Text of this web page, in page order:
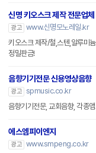
신명 키오스크 제작 전문업체
광고 www.신명모노레일.kr
키오스크 제작/철,스텐,알루미
정밀판금!
음향기기전문 신용영상음향
광고 spmusic.co.kr
음향기기전문, 교회음향, 각종
에스엠피이엔지
광고 www.smpeng.co.kr